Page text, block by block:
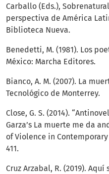
Carballo (Eds.),
perspectiva de América
Biblioteca Nueva.
Benedetti, M. (1981). Los
México: Marcha Editores.
Bianco, A. M. (2007). La
Tecnológico de Monterrey.
Close, G. S. (2014).
Garza’s La muerte me da
of Violence in Contemporary
411.
Cruz Arzabal, R. (2019).